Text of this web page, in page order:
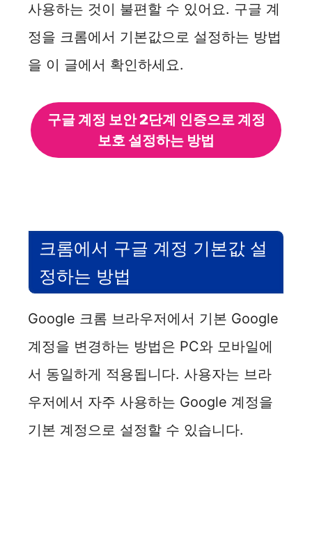
사용하는 것이 불편할 수 있어요. 구글 계
정을 크롬에서 기본값으로 설정하는 방법
을 이 글에서 확인하세요.
구글 계정 보안 2단계 인증으로 계정
보호 설정하는 방법
크롬에서 구글 계정 기본값 설
정하는 방법
Google 크롬 브라우저에서 기본 Google
계정을 변경하는 방법은 PC와 모바일에
서 동일하게 적용됩니다. 사용자는 브라
우저에서 자주 사용하는 Google 계정을
기본 계정으로 설정할 수 있습니다.